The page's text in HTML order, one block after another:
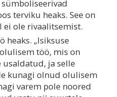
terviku heaks. See on
ei ole rivaalitsemist.
heaks. „Isiksuse
töö, mis on
ja selle
kunagi olnud olulisem
varem pole noored